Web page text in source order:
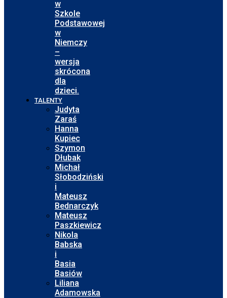
w
Szkole
Podstawowej
w
Niemczy
–
wersja
skrócona
dla
dzieci.
TALENTY
Judyta
Zaraś
Hanna
Kupiec
Szymon
Dłubak
Michał
Słobodziński
i
Mateusz
Bednarczyk
Mateusz
Paszkiewicz
Nikola
Babska
i
Basia
Basiów
Liliana
Adamowska